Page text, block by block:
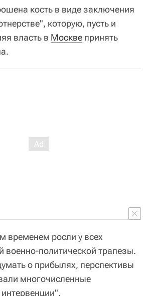
кость в виде заключения
которую, пусть и
власть в Москве принять
временем росли у всех
военно-политической трапезы.
о прибылях, перспективы
многочисленные